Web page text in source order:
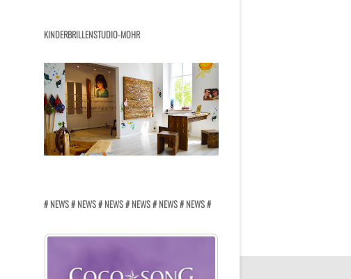
KINDERBRILLENSTUDIO-MOHR
# NEWS # NEWS # NEWS # NEWS # NEWS # NEWS #